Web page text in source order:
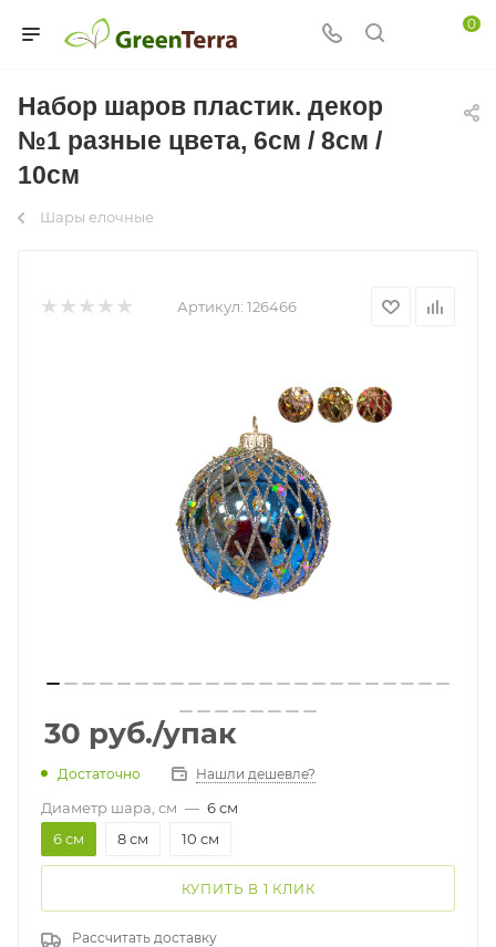
0
Набор шаров пластик. декор
№1 разные цвета, 6см / 8см /
10см
Шары елочные
Артикул: 126466
30 руб./упак
Достаточно Нашли дешевле?
Диаметр шара, см — 6 см
6 см
8 см 10 см
КУПИТЬ В 1 КЛИК
Рассчитать доставку